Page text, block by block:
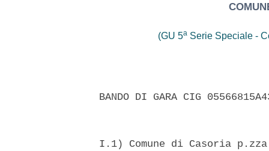
(GU 5a Serie Speciale -
BANDO DI GARA CIG
I.1) Comune di Casoria